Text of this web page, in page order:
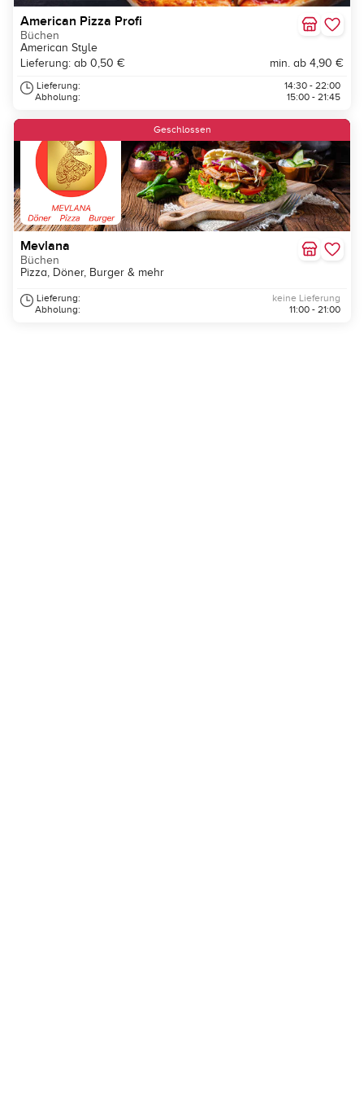
American Pizza Profi
Büchen
American Style
Lieferung: ab 0,50 €
min. ab 4,90 €
Lieferung:
Abholung:
14:30 - 22:00
15:00 - 21:45
Geschlossen
Mevlana
Büchen
Pizza, Döner, Burger & mehr
Lieferung:
Abholung:
keine Lieferung
11:00 - 21:00